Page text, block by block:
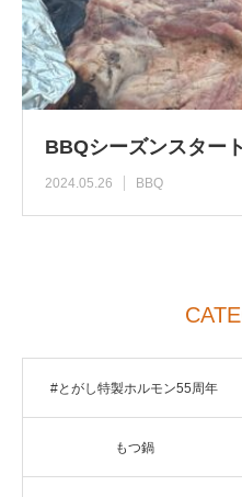
BBQシーズンスタート
2024.05.26 BBQ
#とがし特製ホルモン55周年
もつ鍋